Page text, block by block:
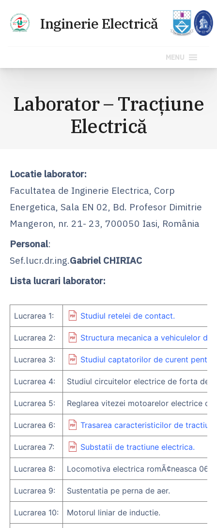
conținut
MENU
Laborator – Tracțiune
Electrică
Locatie laborator:
Facultatea de Inginerie Electrica, Corp
Energetica, Sala EN 02, Bd. Profesor Dimitrie
Mangeron, nr. 21- 23, 700050 Iasi, România
Personal:
Sef.lucr.dr.ing.Gabriel CHIRIAC
Lista lucrari laborator:
Lucrarea 1: Studiul retelei de contact.
Lucrarea 2: Structura mecanica a vehiculelor
Lucrarea 3: Studiul captatorilor de curent
Lucrarea 4: Studiul circuitelor electrice de forta de
Lucrarea 5: Reglarea vitezei motoarelor electrice
Lucrarea 6: Trasarea caracteristicilor de
Lucrarea 7: Substatii de tractiune electrica.
Lucrarea 8: Locomotiva electrica romÃ¢neasca
Lucrarea 9: Sustentatia pe perna de aer.
Lucrarea 10: Motorul liniar de inductie.